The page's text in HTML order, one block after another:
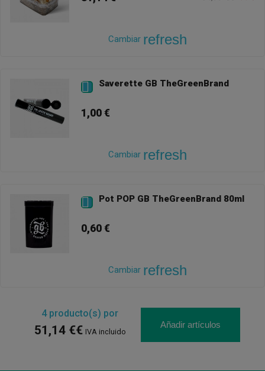
Cambiar refresh
 Saverette GB TheGreenBrand
1,00 €
Cambiar refresh
 Pot POP GB TheGreenBrand 80ml
0,60 €
Cambiar refresh
4producto(s) por
51,14 €€ IVA incluido
Añadir artículos